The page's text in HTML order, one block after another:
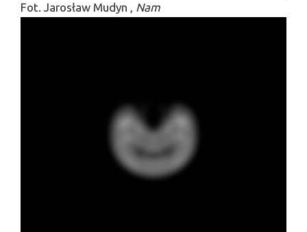
Fot. Jarosław Mudyn , Nam